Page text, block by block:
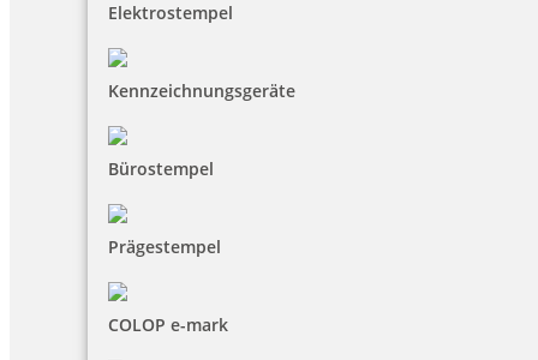
Elektrostempel
Kennzeichnungsgeräte
Bürostempel
Prägestempel
COLOP e-mark